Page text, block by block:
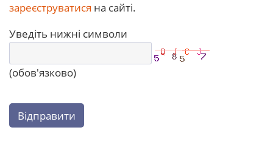
зареєструватися на сайті.
Уведіть нижні символи
(обов'язково)
Відправити